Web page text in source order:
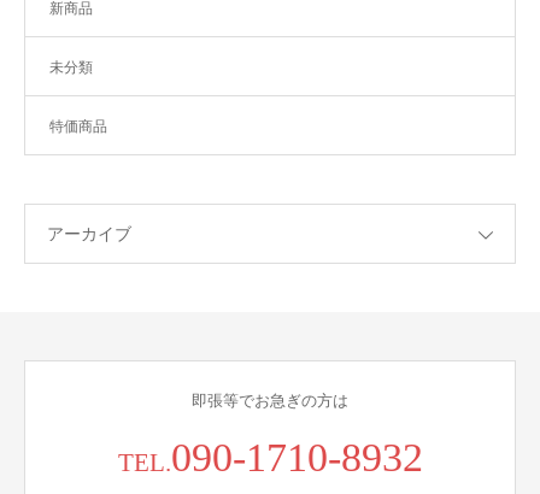
新商品
未分類
特価商品
アーカイブ
即張等でお急ぎの方は
TEL.090-1710-8932